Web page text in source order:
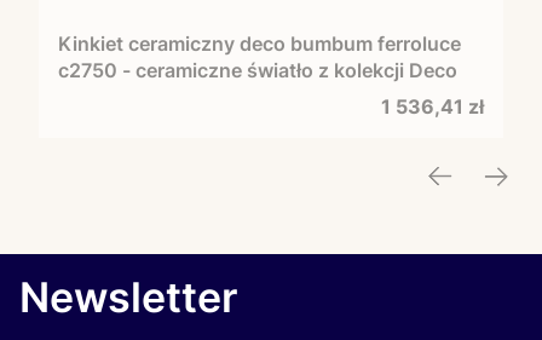
Kinkiet ceramiczny deco bumbum ferroluce
c2750 - ceramiczne światło z kolekcji Deco
Cena
1 536,41 zł
Newsletter